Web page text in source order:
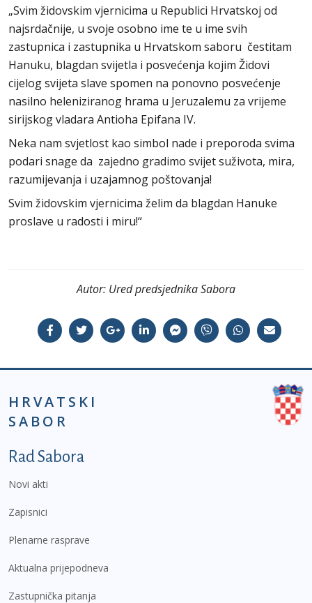
„Svim židovskim vjernicima u Republici Hrvatskoj od
najsrdačnije, u svoje osobno ime te u ime svih
zastupnica i zastupnika u Hrvatskom saboru čestitam
Hanuku, blagdan svijetla i posvećenja kojim Židovi
cijelog svijeta slave spomen na ponovno posvećenje
nasilno heleniziranog hrama u Jeruzalemu za vrijeme
sirijskog vladara Antioha Epifana IV.
Neka nam svjetlost kao simbol nade i preporoda svima
podari snage da zajedno gradimo svijet suživota, mira,
razumijevanja i uzajamnog poštovanja!
Svim židovskim vjernicima želim da blagdan Hanuke
proslave u radosti i miru!“
Autor: Ured predsjednika Sabora
HRVATSKI
SABOR
Podnožje prvi izbornik
Rad Sabora
Novi akti
Zapisnici
Plenarne rasprave
Aktualna prijepodneva
Zastupnička pitanja